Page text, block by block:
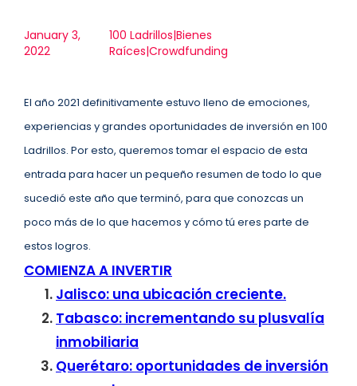
January 3,
2022
100 Ladrillos|Bienes
Raíces|Crowdfunding
El año 2021 definitivamente estuvo lleno de emociones,
experiencias y grandes oportunidades de inversión en 100
Ladrillos. Por esto, queremos tomar el espacio de esta
entrada para hacer un pequeño resumen de todo lo que
sucedió este año que terminó, para que conozcas un
poco más de lo que hacemos y cómo tú eres parte de
estos logros.
COMIENZA A INVERTIR
Jalisco: una ubicación creciente.
Tabasco: incrementando su plusvalía
inmobiliaria
Querétaro: oportunidades de inversión